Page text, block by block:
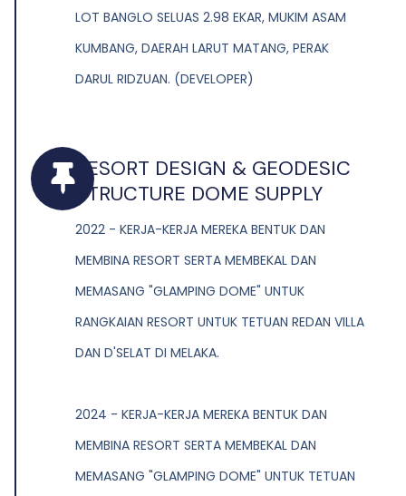
LOT BANGLO SELUAS 2.98 EKAR, MUKIM ASAM
KUMBANG, DAERAH LARUT MATANG, PERAK
DARUL RIDZUAN. (DEVELOPER)
RESORT DESIGN & GEODESIC
STRUCTURE DOME SUPPLY
2022 - KERJA-KERJA MEREKA BENTUK DAN
MEMBINA RESORT SERTA MEMBEKAL DAN
MEMASANG "GLAMPING DOME" UNTUK
RANGKAIAN RESORT UNTUK TETUAN REDAN VILLA
DAN D'SELAT DI MELAKA.
2024 - KERJA-KERJA MEREKA BENTUK DAN
MEMBINA RESORT SERTA MEMBEKAL DAN
MEMASANG "GLAMPING DOME" UNTUK TETUAN